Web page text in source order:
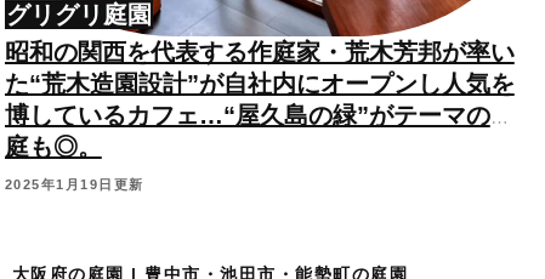
グリグリ庭園
昭和の関西を代表する作庭家・荒木芳邦が率い
た“荒木造園設計”が自社内にオープンし人気を
博しているカフェ…“屋久島の緑”がテーマのお
庭も◎。
2025年1月19日更新
大阪府の庭園 | 豊中市・池田市・能勢町の庭園